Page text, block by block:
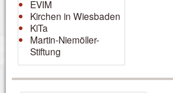
EVIM
Kirchen in Wiesbaden
KiTa
Martin-Niemöller-
Stiftung